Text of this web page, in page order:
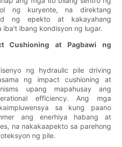
ng kuryente, na direktang
ng epekto at kakayahang
iba't ibang kondisyon ng lugar.
Cushioning at Pagbawi ng
ng hydraulic pile driving
ng impact cushioning at
upang mapahusay ang
efficiency. Ang mga
sa kung paano
ang enerhiya habang at
na nakakaapekto sa parehong
ng pile.